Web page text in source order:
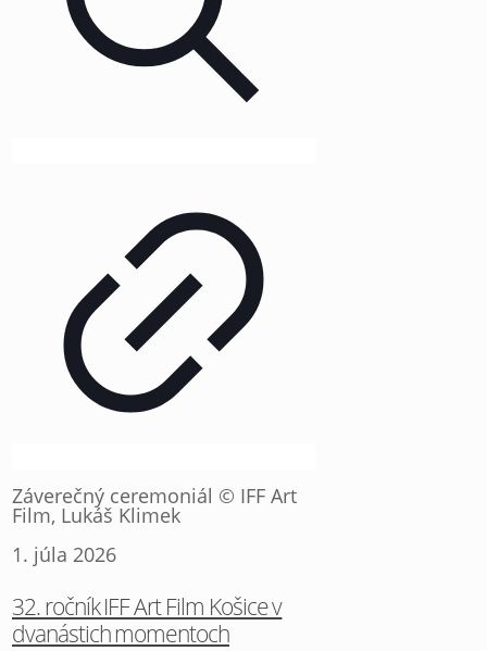
Záverečný ceremoniál © IFF Art
Film, Lukáš Klimek
1. júla 2026
32. ročník IFF Art Film Košice v
dvanástich momentoch